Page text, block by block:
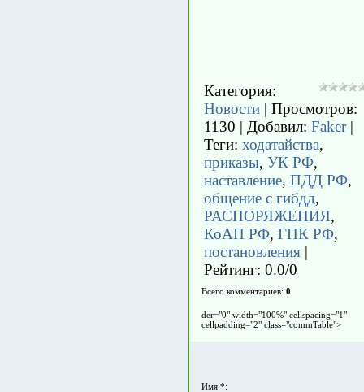
Категория:
Новости | Просмотров:
1130 | Добавил: Faker|
Теги: ходатайства,
приказы, УК РФ,
наставление, ПДД РФ,
общение с гибдд,
РАСПОРЯЖЕНИЯ,
КоАП РФ, ГПК РФ,
постановления |
Рейтинг: 0.0/0
Всего комментариев: 0
der="0" width="100%" cellspacing="1"
cellpadding="2" class="commTable">
Имя *: